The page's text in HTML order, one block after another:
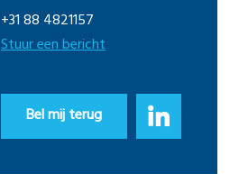
+31 88 4821157
Stuur een bericht
Bel mij terug